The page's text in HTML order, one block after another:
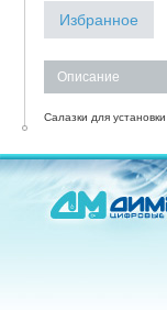
Избранное
Описание
Салазки для